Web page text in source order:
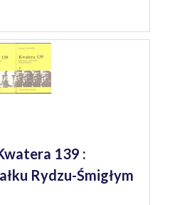
139 :
Rydzu-Śmigłym